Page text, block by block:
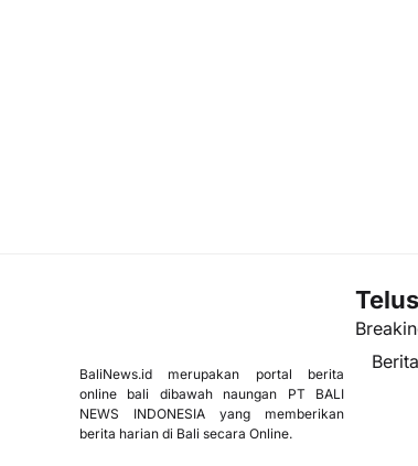
BaliNews.id merupakan portal berita
online bali dibawah naungan PT BALI
NEWS INDONESIA yang memberikan
berita harian di Bali secara Online.